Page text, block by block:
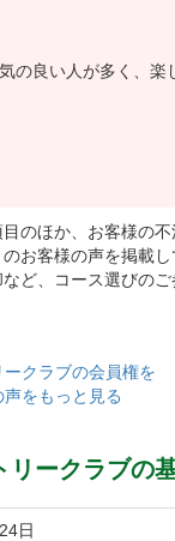
の良い人が多く、楽
のほか、お客様の不
お客様の声を掲載し
ど、コース選びのご
クラブの会員権を
をもっと見る
リークラブの
日